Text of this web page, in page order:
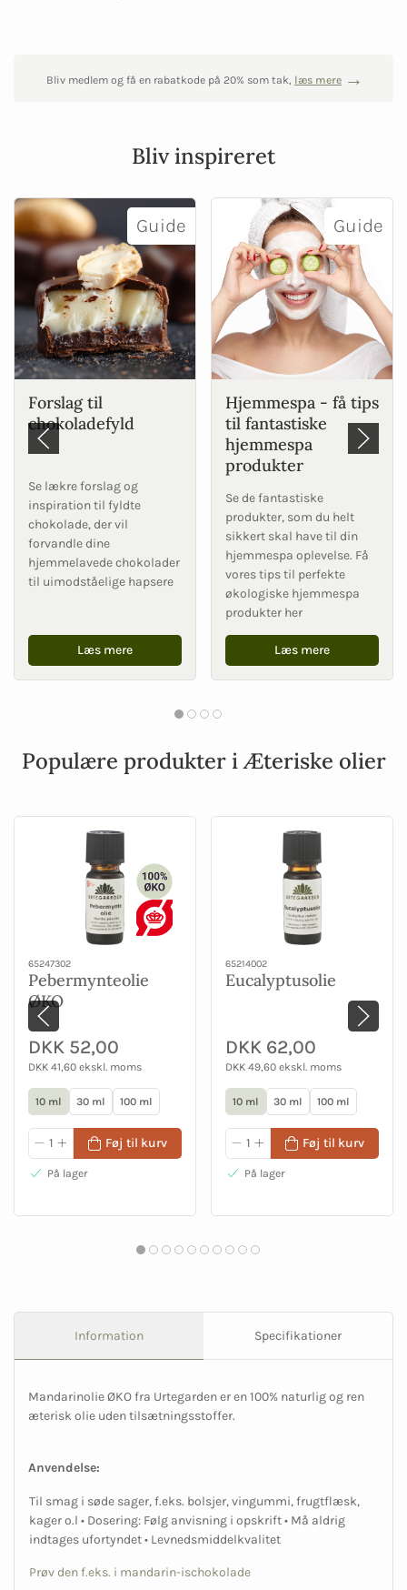
Bliv medlem og få en rabatkode på 20% som tak, læs mere
Bliv inspireret
Guide
Forslag til
chokoladefyld
Se lækre forslag og
inspiration til fyldte
chokolade, der vil
forvandle dine
hjemmelavede chokolader
til uimodståelige hapsere
Læs mere
Guide
Hjemmespa - få tips
til fantastiske
hjemmespa
produkter
Se de fantastiske
produkter, som du helt
sikkert skal have til din
hjemmespa oplevelse. Få
vores tips til perfekte
økologiske hjemmespa
produkter her
Læs mere
Populære produkter i Æteriske olier
65247302
Pebermynteolie
ØKO
DKK 52,00
DKK 41,60 ekskl. moms
10 ml 30 ml 100 ml
Føj til kurv
På lager
65214002
Eucalyptusolie
DKK 62,00
DKK 49,60 ekskl. moms
10 ml 30 ml 100 ml
Føj til kurv
På lager
Information Specifikationer
Mandarinolie ØKO fra Urtegarden er en 100% naturlig og ren
æterisk olie uden tilsætningsstoffer.
Anvendelse:
Til smag i søde sager, f.eks. bolsjer, vingummi, frugtflæsk,
kager o.l • Dosering: Følg anvisning i opskrift • Må aldrig
indtages ufortyndet • Levnedsmiddelkvalitet
Prøv den f.eks. i mandarin-ischokolade